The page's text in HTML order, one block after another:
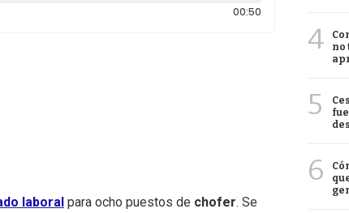
00:50Duración: 50
laboral para ocho puestos de chofer. Se
4
no
5
6